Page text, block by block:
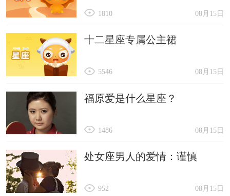
08月15日
1810
十二星座专属公主裙
08月15日
5546
福原爱是什么星座？
08月15日
1486
处女座男人的爱情：谨慎
08月15日
952